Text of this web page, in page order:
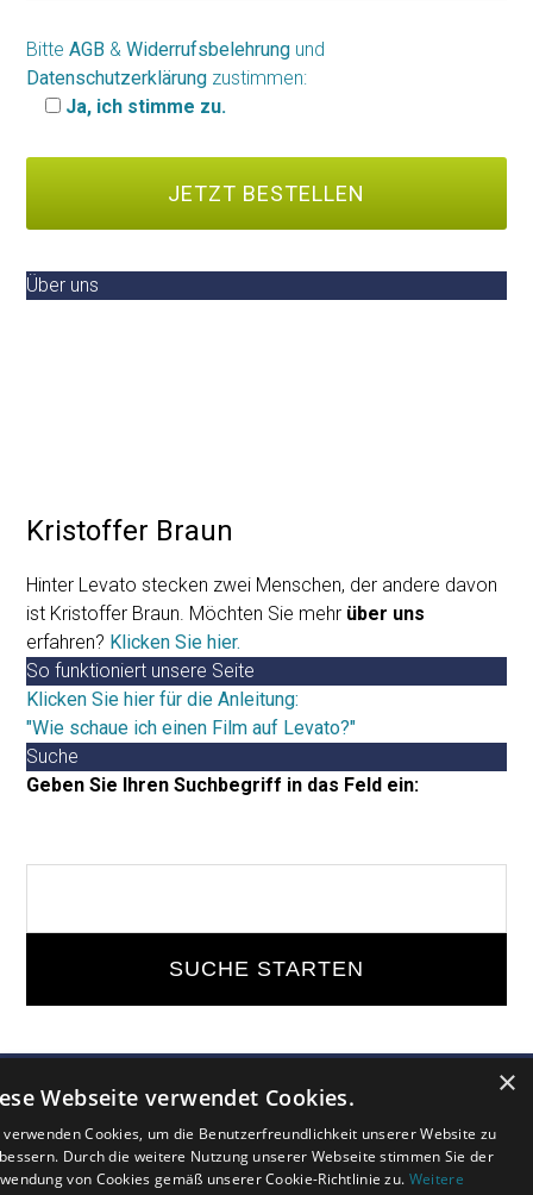
BitteAGB &Widerrufsbelehrung und
Datenschutzerklärung zustimmen:
Ja, ich stimme zu.
Über uns
Kristoffer Braun
Hinter Levato stecken zwei Menschen, der andere davon
ist Kristoffer Braun. Möchten Sie mehr über uns
erfahren? Klicken Sie hier.
So funktioniert unsere Seite
Klicken Sie hier für die Anleitung:
"Wie schaue ich einen Film auf Levato?"
Suche
Geben Sie Ihren Suchbegriff in das Feld ein:
MEINUNG FAQ
AGB
KONTAKT
PRESSE PARTNER
×
Webseite verwendet Cookies.
verwenden Cookies, um die Benutzerfreundlichkeit unserer Website zu
Durch die weitere Nutzung unserer Webseite stimmen Sie der
von Cookies gemäß unserer Cookie-Richtlinie zu. Weitere